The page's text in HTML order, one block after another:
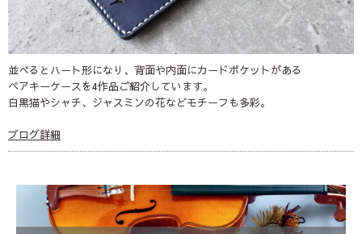
並べるとハート形になり、背面や内面にカードポケットがある
ペアキーケースを4作品ご紹介しています。
白黒猫やシャチ、ジャスミンの花などモチーフも多彩。
ブログ詳細